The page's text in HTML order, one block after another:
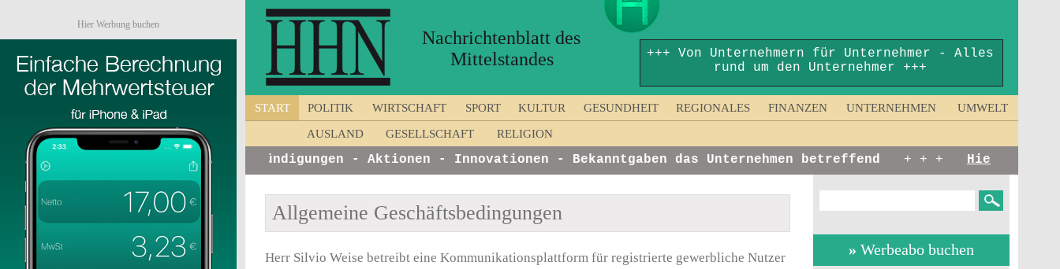
Hier Werbung buchen
Nachrichtenblatt des
Mittelstandes
+++ Von Unternehmern für Unternehmer - Alles
rund um den Unternehmer +++
START POLITIK WIRTSCHAFT SPORT KULTUR GESUNDHEIT REGIONALES FINANZEN UNTERNEHMEN UMWELT
AUSLAND GESELLSCHAFT RELIGION
von Unternehmen - Ankündigungen - Aktionen - Innovationen - Bekanntgaben das Unternehmen betreffend+ + + Hier
Allgemeine Geschäftsbedingungen
Herr Silvio Weise betreibt eine Kommunikationsplattform für registrierte gewerbliche Nutzer
» Werbeabo buchen